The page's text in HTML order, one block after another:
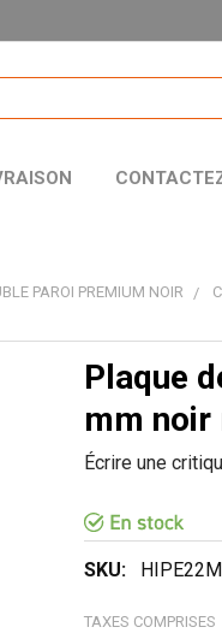
PAROI PREMIUM NOIR
Plaque
mm noir
Écrire une
SKU:
TAXES COMPRISES